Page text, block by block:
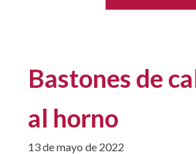
Bastones de
al horno
13 de mayo de 2022